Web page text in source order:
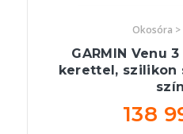
Okosóra
GARMIN Venu
kerettel, szilikon
138